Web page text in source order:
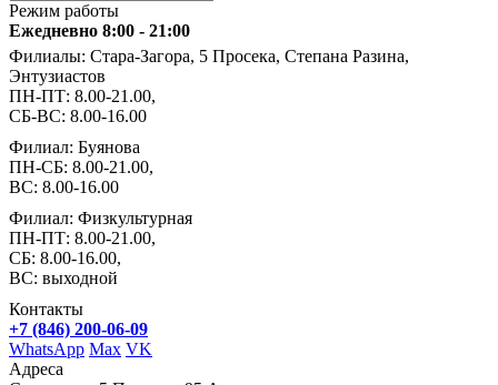
Режим работы
Ежедневно 8:00 - 21:00
Филиалы: Стара-Загора, 5 Просека, Степана Разина,
Энтузиастов
ПН-ПТ: 8.00-21.00,
СБ-ВС: 8.00-16.00
Филиал: Буянова
ПН-СБ: 8.00-21.00,
ВС: 8.00-16.00
Филиал: Физкультурная
ПН-ПТ: 8.00-21.00,
СБ: 8.00-16.00,
ВС: выходной
Контакты
+7 (846) 200-06-09
WhatsApp Max VK
Адреса